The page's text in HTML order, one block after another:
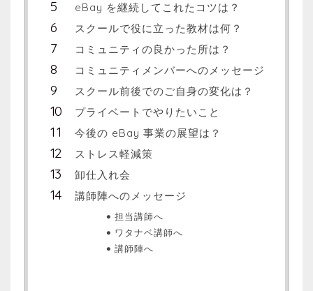
eBay を継続してこれたコツは？
スクールで役に立った教材は何？
コミュニティの良かった所は？
コミュニティメンバーへのメッセージ
スクール前後でのご自身の変化は？
プライベートでやりたいこと
今後の eBay 事業の展望は？
ストレス軽減策
卸仕入れ会
講師陣へのメッセージ
担当講師へ
ワタナベ講師へ
講師陣へ